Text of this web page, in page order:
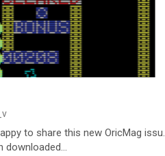
to share this new OricMag issu.
downloaded…